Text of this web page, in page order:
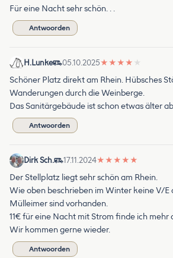
Für eine Nacht sehr schön. . .
Antwoorden
H.Lunke 05.10.2025★ ★ ★ ★ ★
Schöner Platz direkt am Rhein. Hübsches
Wanderungen durch die Weinberge.
Das Sanitärgebäude ist schon etwas älter
Antwoorden
Dirk Sch. 17.11.2024★ ★ ★ ★ ★
Der Stellplatz liegt sehr schön am Rhein.
Wie oben beschrieben im Winter keine V/E
Mülleimer sind vorhanden.
11€ für eine Nacht mit Strom finde ich mehr
Wir kommen gerne wieder.
Antwoorden